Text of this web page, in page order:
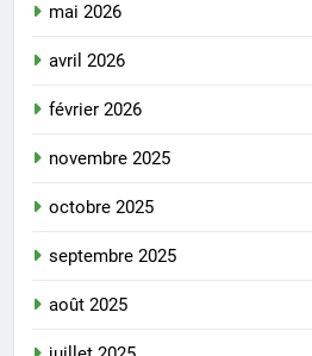
mai 2026
avril 2026
février 2026
novembre 2025
octobre 2025
septembre 2025
août 2025